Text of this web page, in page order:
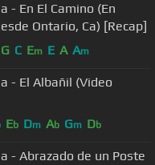
- En El Camino (En
Ontario, Ca) [Recap]
G C Em E A Am
- El Albañil (Video
Eb Dm Ab Gm Db
- Abrazado de un Poste